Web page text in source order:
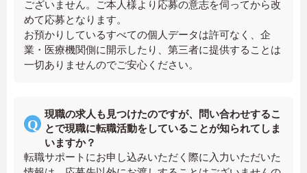
ございません。ご本人様より応募の意志を伺ってから改
めて応募となります。
お預かりしているすべての個人データは許可なく、企
業・医療機関側に開示したり、第三者に提供することは
一切ありませんのでご安心ください。
現職の求人も見つけたのですが、問い合わせするこ
とで現職に転職活動をしていることが知られてしま
いますか？
転職サポートにお申し込みいただく際に入力いただいた